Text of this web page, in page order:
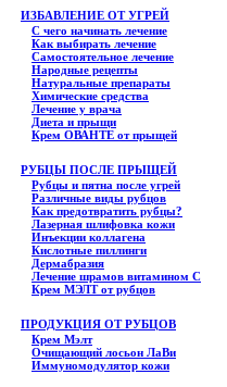
ИЗБАВЛЕНИЕ ОТ УГРЕЙ
С чего начинать лечение
Как выбирать лечение
Самостоятельное лечение
Народные рецепты
Натуральные препараты
Химические средства
Лечение у врача
Диета и прыщи
Крем ОВАНТЕ от прыщей
РУБЦЫ ПОСЛЕ ПРЫЩЕЙ
Рубцы и пятна после угрей
Различные виды рубцов
Как предотвратить рубцы?
Лазерная шлифовка кожи
Инъекции коллагена
Кислотные пиллинги
Дермабразия
Лечение шрамов витамином С
Крем МЭЛТ от рубцов
ПРОДУКЦИЯ ОТ РУБЦОВ
Крем Мэлт
Очищающий лосьон ЛаВи
Иммуномодулятор кожи